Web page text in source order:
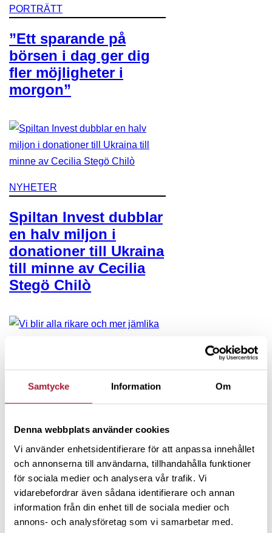
Samtycke Information Om
Denna webbplats använder cookies
Vi använder enhetsidentifierare för att anpassa innehållet
och annonserna till användarna, tillhandahålla funktioner
för sociala medier och analysera vår trafik. Vi
vidarebefordrar även sådana identifierare och annan
information från din enhet till de sociala medier och
annons- och analysföretag som vi samarbetar med.
PORTRÄTT
”Ett sparande på
börsen i dag ger dig
fler möjligheter i
morgon”
NYHETER
Spiltan Invest dubblar
en halv miljon i
donationer till Ukraina
till minne av Cecilia
Stegö Chilò
Vi blir alla rikare och
involvera fler i ägande
NYHETER